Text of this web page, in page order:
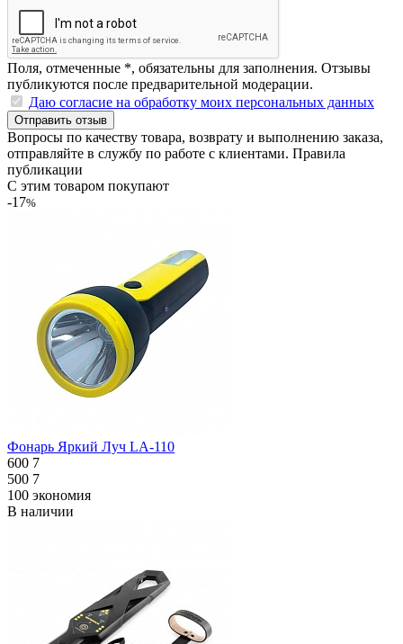
Поля, отмеченные *, обязательны для заполнения. Отзывы
публикуются после предварительной модерации.
Даю согласие на обработку моих персональных данных
Отправить отзыв
Вопросы по качеству товара, возврату и выполнению заказа,
отправляйте в службу по работе с клиентами. Правила
публикации
С этим товаром покупают
-17%
Фонарь Яркий Луч LA-110
600 7
500 7
100 экономия
В наличии